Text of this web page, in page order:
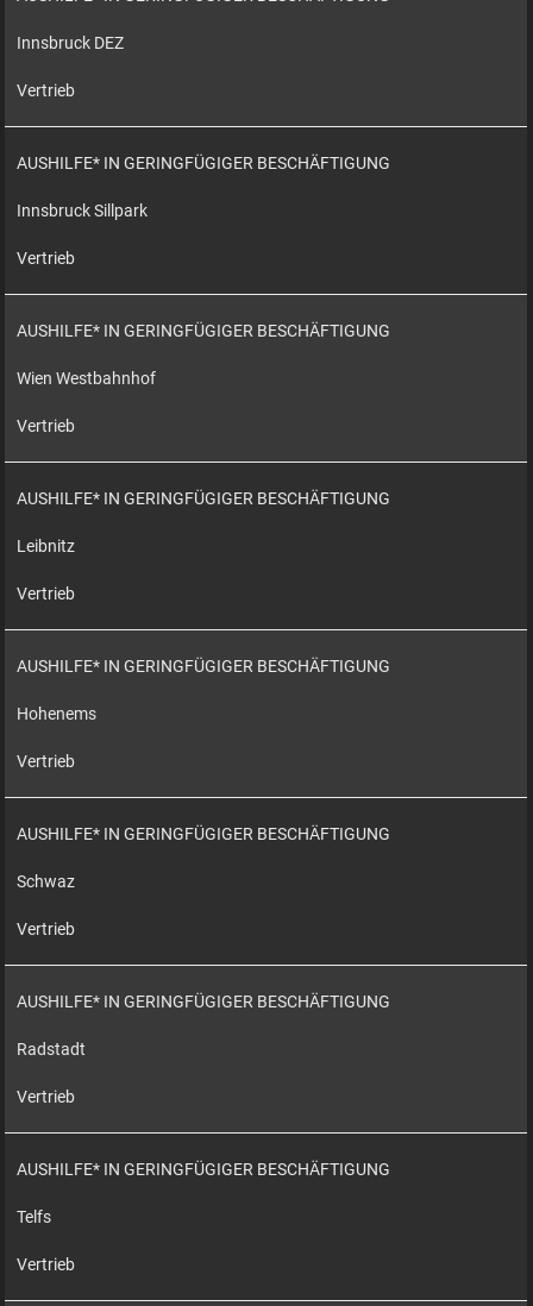
Innsbruck DEZ
Vertrieb
AUSHILFE* IN GERINGFÜGIGER BESCHÄFTIGUNG
Innsbruck Sillpark
Vertrieb
AUSHILFE* IN GERINGFÜGIGER BESCHÄFTIGUNG
Wien Westbahnhof
Vertrieb
AUSHILFE* IN GERINGFÜGIGER BESCHÄFTIGUNG
Leibnitz
Vertrieb
AUSHILFE* IN GERINGFÜGIGER BESCHÄFTIGUNG
Hohenems
Vertrieb
AUSHILFE* IN GERINGFÜGIGER BESCHÄFTIGUNG
Schwaz
Vertrieb
AUSHILFE* IN GERINGFÜGIGER BESCHÄFTIGUNG
Radstadt
Vertrieb
AUSHILFE* IN GERINGFÜGIGER BESCHÄFTIGUNG
Telfs
Vertrieb